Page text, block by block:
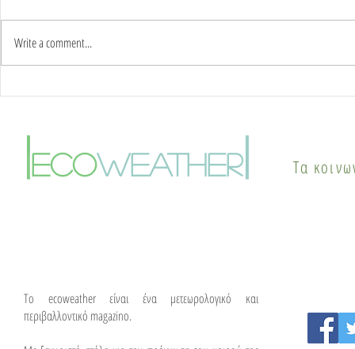
Καύσωνας δύο ημερών:
Πότε αλλάζει το σκηνικό
του καιρού
Γιατί οι
λύσεις
Write a comment...
ecoweather| Τα
To ecoweather είναι ένα μετεωρολογικό και
περιβαλλοντικό magazino.